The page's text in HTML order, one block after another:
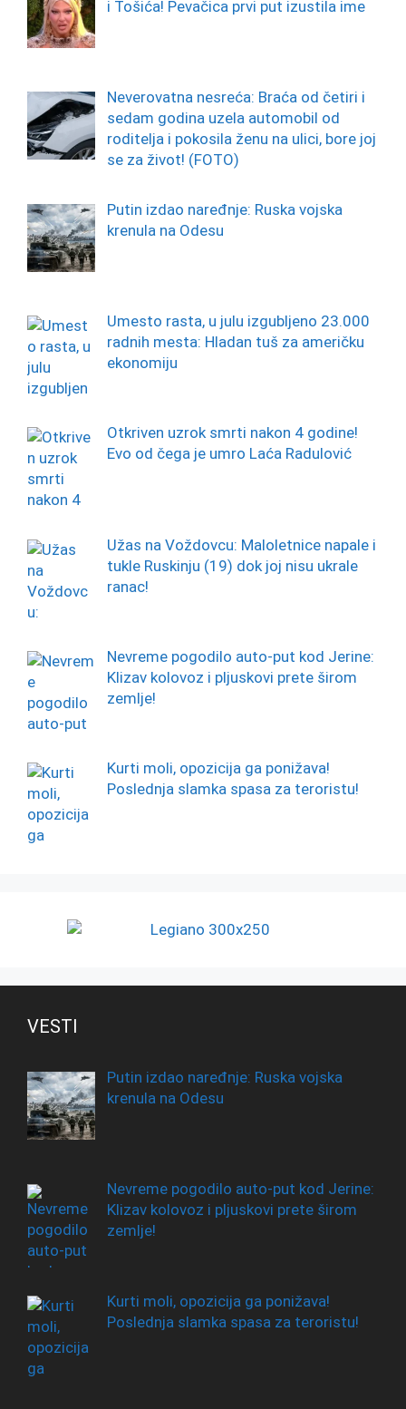
i Tošića! Pevačica prvi put izustila ime
Neverovatna nesreća: Braća od četiri i
sedam godina uzela automobil od
roditelja i pokosila ženu na ulici, bore joj
se za život! (FOTO)
Putin izdao naređnje: Ruska vojska
krenula na Odesu
Umesto rasta, u julu izgubljeno 23.000
radnih mesta: Hladan tuš za američku
ekonomiju
Otkriven uzrok smrti nakon 4 godine!
Evo od čega je umro Laća Radulović
Užas na Voždovcu: Maloletnice napale i
tukle Ruskinju (19) dok joj nisu ukrale
ranac!
Nevreme pogodilo auto-put kod Jerine:
Klizav kolovoz i pljuskovi prete širom
zemlje!
Kurti moli, opozicija ga ponižava!
Poslednja slamka spasa za teroristu!
VESTI
Putin izdao naređnje: Ruska vojska
krenula na Odesu
Nevreme pogodilo auto-put kod Jerine:
Klizav kolovoz i pljuskovi prete širom
zemlje!
Kurti moli, opozicija ga ponižava!
Poslednja slamka spasa za teroristu!